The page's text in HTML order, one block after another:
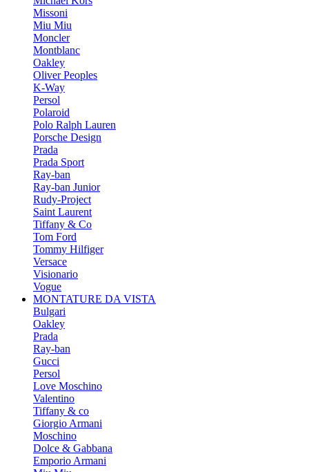
Missoni
Miu Miu
Moncler
Montblanc
Oakley
Oliver Peoples
K-Way
Persol
Polaroid
Polo Ralph Lauren
Porsche Design
Prada
Prada Sport
Ray-ban
Ray-ban Junior
Rudy-Project
Saint Laurent
Tiffany & Co
Tom Ford
Tommy Hilfiger
Versace
Visionario
Vogue
MONTATURE DA VISTA
Bulgari
Oakley
Prada
Ray-ban
Gucci
Persol
Love Moschino
Valentino
Tiffany & co
Giorgio Armani
Moschino
Dolce & Gabbana
Emporio Armani